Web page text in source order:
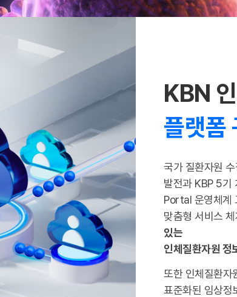
KBN
플랫폼
국가 질환자원
발전과 KBP 5기
Portal 운영체계
맞춤형 서비스
있는
인체질환자원 정
또한 인체질환자
표준화된 임상정